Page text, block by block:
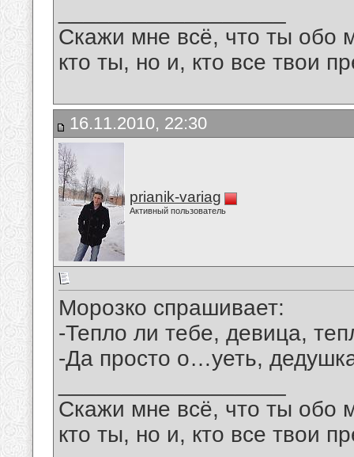
Скажи мне всё, что ты обо
кто ты, но и, кто все твои
16.11.2010, 22:30
prianik-variag
Активный пользователь
Морозко спрашивает:
-Тепло ли тебе, девица,
-Да просто о…уеть,
Скажи мне всё, что ты обо
кто ты, но и, кто все твои